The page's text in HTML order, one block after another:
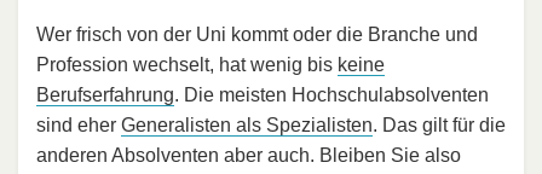
Wer frisch von der Uni kommt oder die Branche und
Profession wechselt, hat wenig bis keine
Berufserfahrung. Die meisten Hochschulabsolventen
sind eher Generalisten als Spezialisten. Das gilt für die
anderen Absolventen aber auch. Bleiben Sie also